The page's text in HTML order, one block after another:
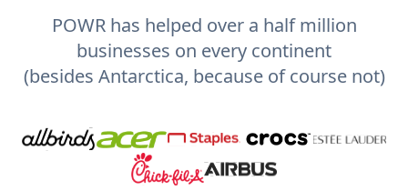
POWR has helped over a half million
businesses on every continent
(besides Antarctica, because of course not)